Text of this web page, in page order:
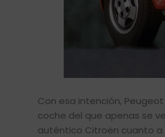
Con esa intención,
coche del que apenas se
auténtico Citroën cuanto a